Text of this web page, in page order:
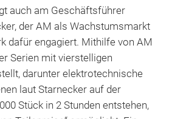
auch am Geschäftsführer
der AM als Wachstumsmarkt
dafür engagiert. Mithilfe von AM
Serien mit vierstelligen
darunter elektrotechnische
laut Starnecker auf der
Stück in 2 Stunden entstehen,